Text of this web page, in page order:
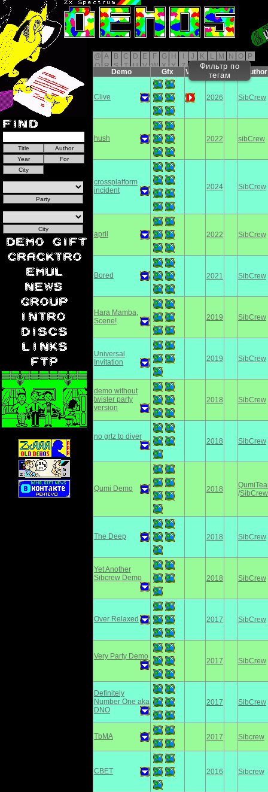
@ A B C D E F G H J K L M N O
P
Q R S T U V W X Y Z
Фильтр по
тегам
Demo Gfx Video Year For Author
Clive 2026 SibCrew
hush 2022 sibCrew
crossplatform
incident
2024 SibCrew
april 2022 SibCrew
Bored 2021 SibCrew
Hara Mamba,
Scene!
2019 SibCrew
Universal
Invitation
2019 SibCrew
demo without
twister party
version
2018 SibCrew
no grtz to diver
2018 SibCrew
Qumi Demo 2018
/SibCrew
The Deep 2018 SibCrew
Yet Another
Sibcrew Demo
2018 SibCrew
Over Relaxed 2017 SibCrew
Very Party Demo
2017 SibCrew
Definitely
Number One aka
DNO
2017 SibCrew
TbMA 2017 Sibcrew
CBET 2016 Sibcrew